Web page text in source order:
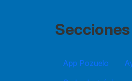
Secciones
App Pozuelo